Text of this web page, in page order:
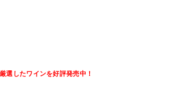
選したワインを好評発売中！